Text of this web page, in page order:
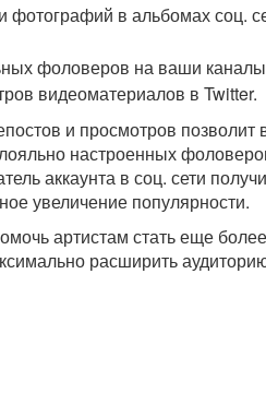
фотографий в альбомах соц.
фоловеров на ваши
видеоматериалов в Twitter.
и просмотров позволит
настроенных
аккаунта в соц. сети
увеличение популярности.
артистам стать еще более
расширить